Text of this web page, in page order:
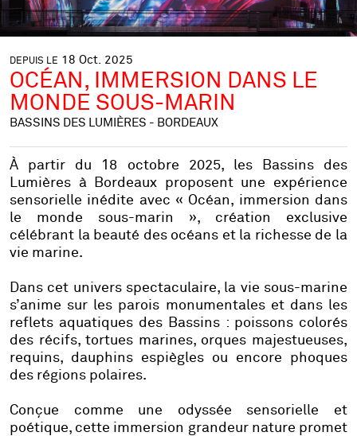
DEPUIS LE 18 Oct. 2025
OCÉAN, IMMERSION DANS LE
MONDE SOUS-MARIN
BASSINS DES LUMIÈRES - BORDEAUX
À partir du 18 octobre 2025, les Bassins des
Lumières à Bordeaux proposent une expérience
sensorielle inédite avec « Océan, immersion dans
le monde sous-marin », création exclusive
célébrant la beauté des océans et la richesse de la
vie marine.
Dans cet univers spectaculaire, la vie sous-marine
s’anime sur les parois monumentales et dans les
reflets aquatiques des Bassins : poissons colorés
des récifs, tortues marines, orques majestueuses,
requins, dauphins espiègles ou encore phoques
des régions polaires.
Conçue comme une odyssée sensorielle et
poétique, cette immersion grandeur nature promet